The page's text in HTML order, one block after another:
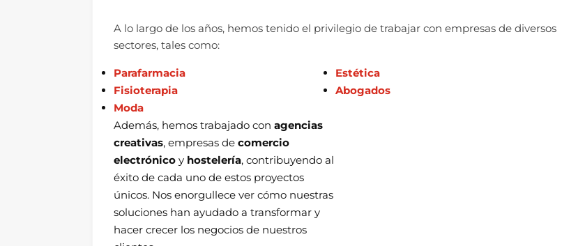
A lo largo de los años, hemos tenido el privilegio de trabajar con empresas de diversos
sectores, tales como:
Parafarmacia
Estética
Fisioterapia
Abogados
Moda
Además, hemos trabajado con agencias
creativas, empresas de comercio
electrónico y hostelería, contribuyendo al
éxito de cada uno de estos proyectos
únicos. Nos enorgullece ver cómo nuestras
soluciones han ayudado a transformar y
hacer crecer los negocios de nuestros